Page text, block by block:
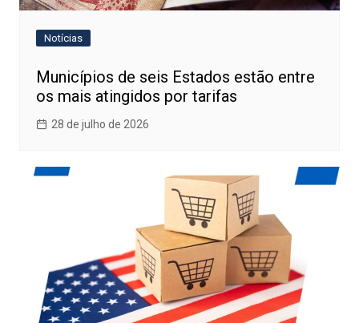
Notícias
Municípios de seis Estados estão entre
os mais atingidos por tarifas
28 de julho de 2026